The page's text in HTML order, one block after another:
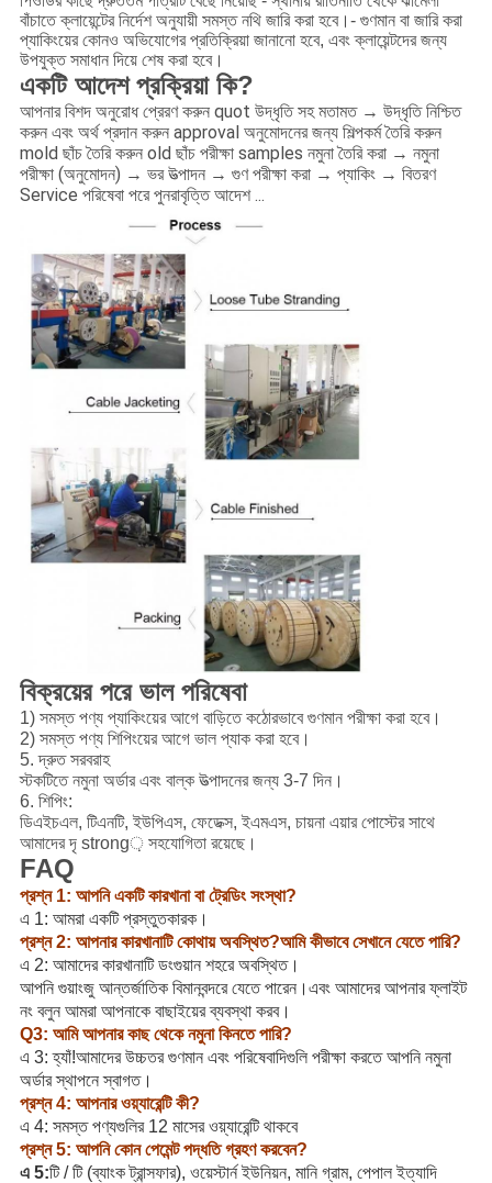
বাঁচাতে ক্লায়েন্টের নির্দেশ অনুযায়ী সমস্ত নথি জারি করা হবে।- গুণমান বা জারি করা
প্যাকিংয়ের কোনও অভিযোগের প্রতিক্রিয়া জানানো হবে, এবং ক্লায়েন্টদের জন্য
উপযুক্ত সমাধান দিয়ে শেষ করা হবে।
একটি আদেশ প্রক্রিয়া কি?
আপনার বিশদ অনুরোধ প্রেরণ করুন quot উদ্ধৃতি সহ মতামত → উদ্ধৃতি নিশ্চিত
করুন এবং অর্থ প্রদান করুন approval অনুমোদনের জন্য শিল্পকর্ম তৈরি করুন
mold ছাঁচ তৈরি করুন old ছাঁচ পরীক্ষা samples নমুনা তৈরি করা → নমুনা
পরীক্ষা (অনুমোদন) → ভর উত্পাদন → গুণ পরীক্ষা করা → প্যাকিং → বিতরণ
Service পরিষেবা পরে পুনরাবৃত্তি আদেশ ...
বিক্রয়ের পরে ভাল পরিষেবা
1) সমস্ত পণ্য প্যাকিংয়ের আগে বাড়িতে কঠোরভাবে গুণমান পরীক্ষা করা হবে।
2) সমস্ত পণ্য শিপিংয়ের আগে ভাল প্যাক করা হবে।
5. দ্রুত সরবরাহ
স্টকটিতে নমুনা অর্ডার এবং বাল্ক উত্পাদনের জন্য 3-7 দিন।
6. শিপিং:
ডিএইচএল, টিএনটি, ইউপিএস, ফেডেক্স, ইএমএস, চায়না এয়ার পোস্টের সাথে
আমাদের দৃ strong় সহযোগিতা রয়েছে।
FAQ
প্রশ্ন 1: আপনি একটি কারখানা বা ট্রেডিং সংস্থা?
এ 1: আমরা একটি প্রস্তুতকারক।
প্রশ্ন 2: আপনার কারখানাটি কোথায় অবস্থিত?আমি কীভাবে সেখানে যেতে পারি?
এ 2: আমাদের কারখানাটি ডংগুয়ান শহরে অবস্থিত।
আপনি গুয়াংজু আন্তর্জাতিক বিমানবন্দরে যেতে পারেন।এবং আমাদের আপনার ফ্লাইট
নং বলুন আমরা আপনাকে বাছাইয়ের ব্যবস্থা করব।
Q3: আমি আপনার কাছ থেকে নমুনা কিনতে পারি?
এ 3: হ্যাঁ!আমাদের উচ্চতর গুণমান এবং পরিষেবাদিগুলি পরীক্ষা করতে আপনি নমুনা
অর্ডার স্থাপনে স্বাগত।
প্রশ্ন 4: আপনার ওয়্যারেন্টি কী?
এ 4: সমস্ত পণ্যগুলির 12 মাসের ওয়্যারেন্টি থাকবে
প্রশ্ন 5: আপনি কোন পেমেন্ট পদ্ধতি গ্রহণ করবেন?
এ 5:টি / টি (ব্যাংক ট্রান্সফার), ওয়েস্টার্ন ইউনিয়ন, মানি গ্রাম, পেপাল ইত্যাদি